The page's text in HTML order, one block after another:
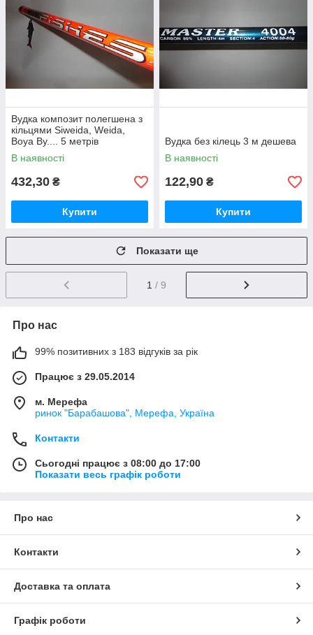
Вудка композит полегшена з
кільцями Siweida, Weida,
Boya By.... 5 метрів
В наявності
432,30 ₴
Купити
Вудка без кілець 3 м дешева
В наявності
122,90 ₴
Купити
Показати ще
1 / 9
Про нас
99% позитивних з 183 відгуків за рік
Працює з 29.05.2014
м. Мерефа
ринок "Барабашова", Мерефа, Україна
Контакти
Сьогодні працює з 08:00 до 17:00
Показати весь графік роботи
Про нас
Контакти
Доставка та оплата
Графік роботи